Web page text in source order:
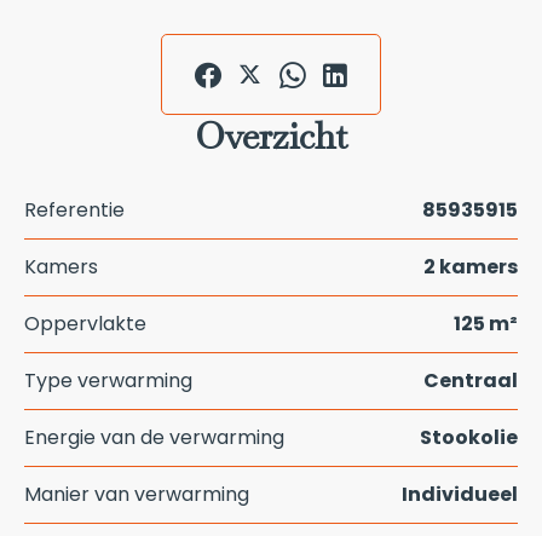
Overzicht
Referentie 85935915
Kamers 2 kamers
Oppervlakte 125 m²
Type verwarming Centraal
Energie van de verwarming Stookolie
Manier van verwarming Individueel